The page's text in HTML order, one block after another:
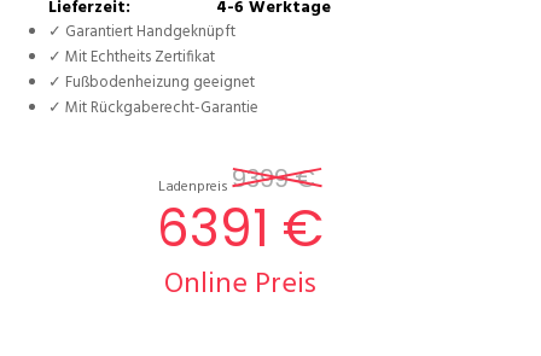
Lieferzeit: 4-6 Werktage
✓ Garantiert Handgeknüpft
✓ Mit Echtheits Zertifikat
✓ Fußbodenheizung geeignet
✓ Mit Rückgaberecht-Garantie
Ladenpreis 9399 €
6391 €
Online Preis